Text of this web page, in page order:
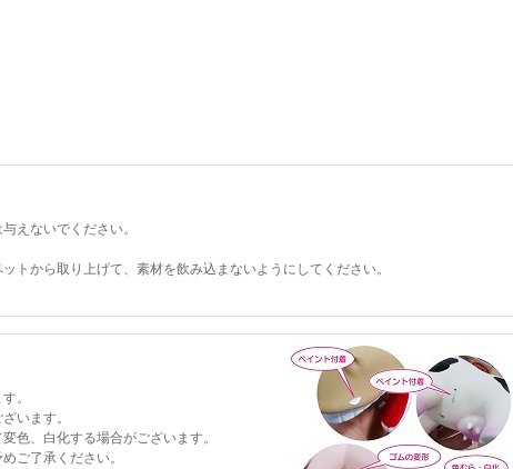
えないでください。
トから取り上げて、素材を飲み込まないようにしてください。
。
います。
色、白化する場合がございます。
ご了承ください。